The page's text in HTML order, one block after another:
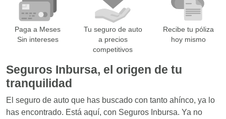
Paga a Meses
Sin intereses
Tu seguro de auto
a precios
competitivos
Recibe tu póliza
hoy mismo
Seguros Inbursa, el origen de tu
tranquilidad
El seguro de auto que has buscado con tanto ahínco, ya lo
has encontrado. Está aquí, con Seguros Inbursa. Ya no